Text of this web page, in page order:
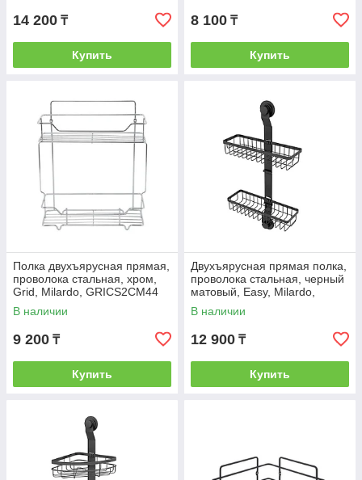
14 200 ₸
Купить
8 100 ₸
Купить
Полка двухъярусная прямая,
проволока стальная, хром,
Grid, Milardo, GRICS2CM44
В наличии
9 200 ₸
Купить
Двухъярусная прямая полка,
проволока стальная, черный
матовый, Easy, Milardo,
EAS0WS2M44
В наличии
12 900 ₸
Купить